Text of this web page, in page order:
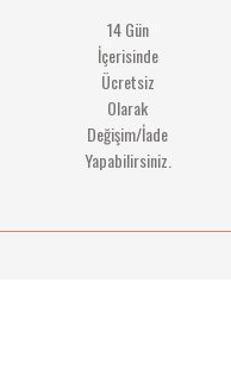
14 Gün
İçerisinde
Ücretsiz
Olarak
Değişim/İade
Yapabilirsiniz.